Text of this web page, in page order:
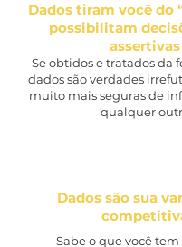
Dados tiram você do
possibilitam
assertivas
Se obtidos e tratados da
dados são verdades
muito mais seguras de
qualquer
Dados são sua
Sabe o que você tem